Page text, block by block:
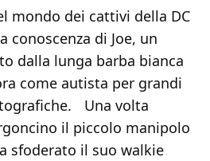
mondo dei cattivi della DC
conoscenza di Joe, un
dalla lunga barba bianca
come autista per grandi
Una volta
il piccolo manipolo
sfoderato il suo walkie